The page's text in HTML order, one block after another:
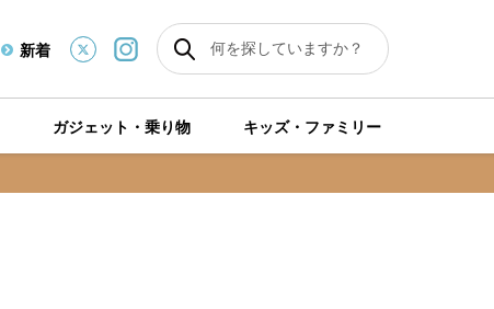
新着
ガジェット・乗り物 キッズ・ファミリー